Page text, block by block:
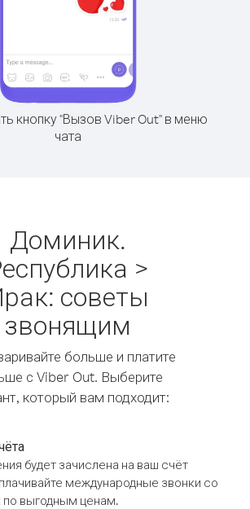
кнопку "Вызов Viber Out" в меню
чата
Доминик.
>
советы
звонящим
больше и платите
с Viber Out. Выберите
который вам подходит:
будет зачислена на ваш счёт
международные звонки со
по выгодным ценам.